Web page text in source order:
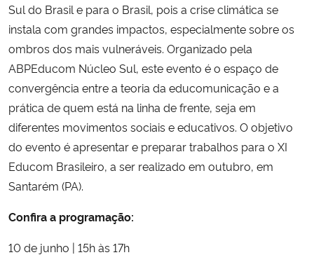
Sul do Brasil e para o Brasil, pois a crise climática se
instala com grandes impactos, especialmente sobre os
ombros dos mais vulneráveis. Organizado pela
ABPEducom Núcleo Sul, este evento é o espaço de
convergência entre a teoria da educomunicação e a
prática de quem está na linha de frente, seja em
diferentes movimentos sociais e educativos. O objetivo
do evento é apresentar e preparar trabalhos para o XI
Educom Brasileiro, a ser realizado em outubro, em
Santarém (PA).
Confira a programação:
10 de junho | 15h às 17h